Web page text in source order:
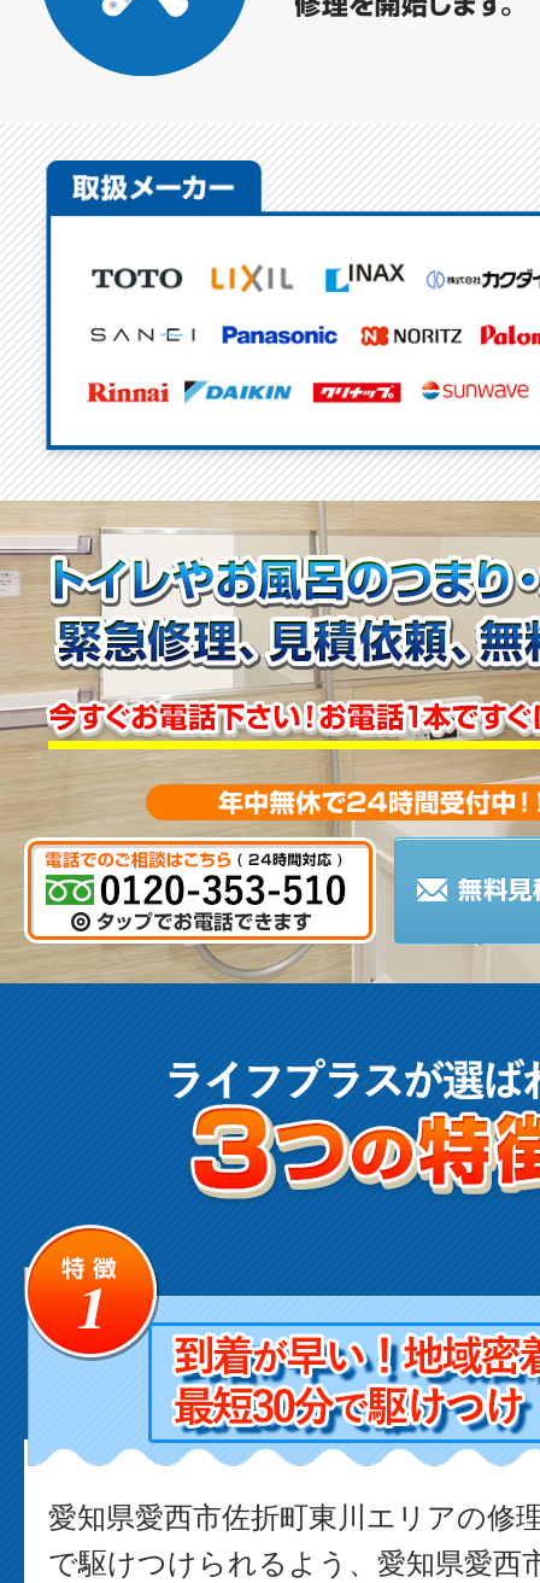
愛知県愛西市佐折町東川エリアの修
で駆けつけられるよう、愛知県愛西